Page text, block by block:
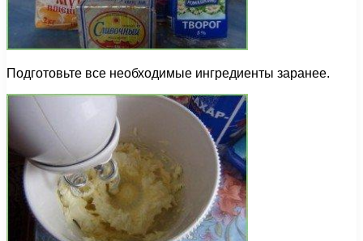
Подготовьте все необходимые ингредиенты заранее.